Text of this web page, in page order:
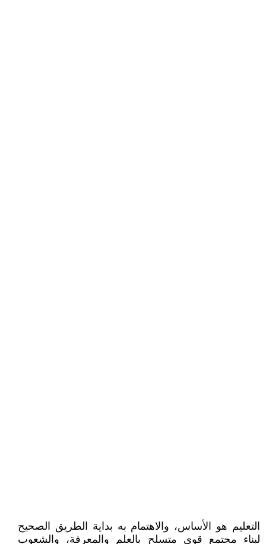
التعليم هو الأساس، والاهتمام به بداية الطريق الصحيح
لبناء مجتمع قوي متسلح بالعلم والمعرفة، والشعوب